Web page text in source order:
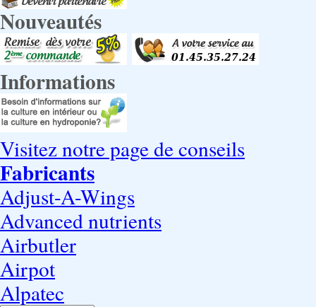
Nouveautés
Informations
Visitez notre page de conseils
Fabricants
Adjust-A-Wings
Advanced nutrients
Airbutler
Airpot
Alpatec